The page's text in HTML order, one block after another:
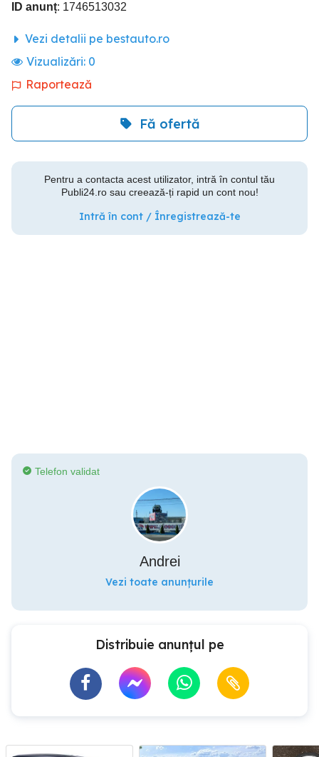
ID anunț: 1746513032
Vezi detalii pe bestauto.ro
Vizualizări: 0
Raportează
Fă ofertă
Pentru a contacta acest utilizator, intră în contul tău
Publi24.ro sau creează-ți rapid un cont nou!
Intră în cont / Înregistrează-te
Telefon validat
Andrei
Vezi toate anunțurile
Distribuie anunțul pe